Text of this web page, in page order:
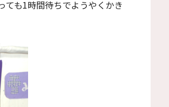
ても1時間待ちでようやくかき